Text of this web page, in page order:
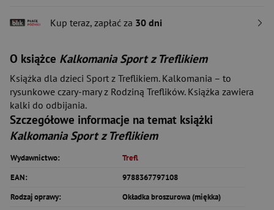
Kup teraz, zapłać za 30 dni
O książce Kalkomania Sport z Treflikiem
Książka dla dzieci Sport z Treflikiem. Kalkomania – to
rysunkowe czary-mary z Rodziną Treflików. Książka zawiera
kalki do odbijania.
Szczegółowe informacje na temat książki
Kalkomania Sport z Treflikiem
Wydawnictwo:
Trefl
EAN:
9788367797108
Rodzaj oprawy:
Okładka broszurowa (miękka)